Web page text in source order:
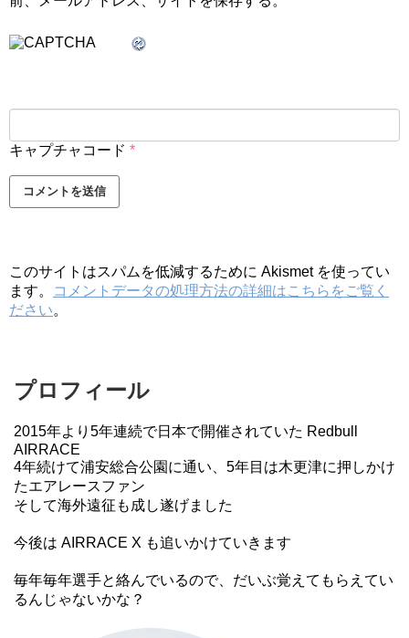
キャプチャコード *
このサイトはスパムを低減するために Akismet を使ってい
ます。
コメントデータの処理方法の詳細はこちらをご覧く
ださい。
プロフィール
2015年より5年連続で日本で開催されていた Redbull
AIRRACE
4年続けて浦安総合公園に通い、5年目は木更津に押しかけ
たエアレースファン
そして海外遠征も成し遂げました
今後は AIRRACE X も追いかけていきます
毎年毎年選手と絡んでいるので、だいぶ覚えてもらえてい
るんじゃないかな？